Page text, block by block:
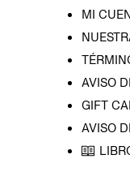
MI
AVISO
GIFT
AVISO